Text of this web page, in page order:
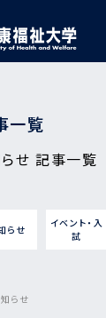
一覧
せ 記事一覧
らせ
イベント・入
試
らせ